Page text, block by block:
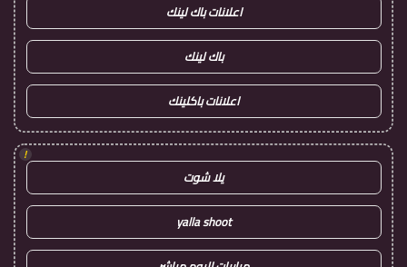
اعلانات باك لينك
باك لينك
اعلانات باكلينك
!
يلا شوت
yalla shoot